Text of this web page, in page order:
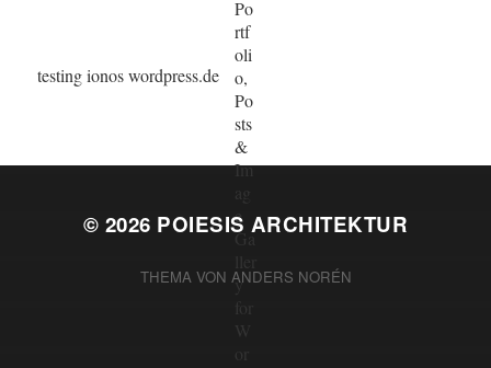
testing ionos wordpress.de
© 2026 POIESIS ARCHITEKTUR
THEMA VON ANDERS NORÉN